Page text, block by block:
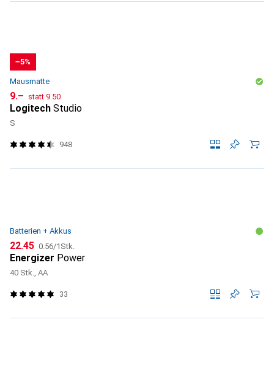
−5%
Mausmatte
CHF
9.– statt CHF
9.50
Logitech Studio
S
948
Batterien + Akkus
CHF
22.45 CHF
0.56/1Stk.
Energizer Power
40 Stk., AA
33